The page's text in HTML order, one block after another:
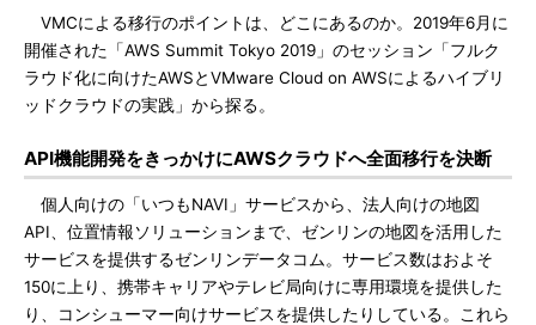
VMCによる移行のポイントは、どこにあるのか。2019年6月に
開催された「AWS Summit Tokyo 2019」のセッション「フルク
ラウド化に向けたAWSとVMware Cloud on AWSによるハイブリ
ッドクラウドの実践」から探る。
API機能開発をきっかけにAWSクラウドへ全面移行を決断
個人向けの「いつもNAVI」サービスから、法人向けの地図
API、位置情報ソリューションまで、ゼンリンの地図を活用した
サービスを提供するゼンリンデータコム。サービス数はおよそ
150に上り、携帯キャリアやテレビ局向けに専用環境を提供した
り、コンシューマー向けサービスを提供したりしている。これら